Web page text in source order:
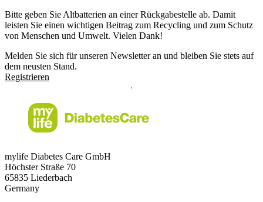
Bitte geben Sie Altbatterien an einer Rückgabestelle ab. Damit
leisten Sie einen wichtigen Beitrag zum Recycling und zum Schutz
von Menschen und Umwelt. Vielen Dank!
Melden Sie sich für unseren Newsletter an und bleiben Sie stets auf
dem neusten Stand.
Registrieren
mylife Diabetes Care GmbH
Höchster Straße 70
65835 Liederbach
Germany